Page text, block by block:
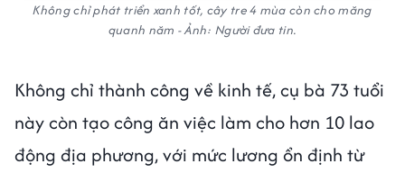
Không chỉ phát triển xanh tốt, cây tre 4 mùa còn cho măng
quanh năm - Ảnh: Người đưa tin.
Không chỉ thành công về kinh tế, cụ bà 73 tuổi
này còn tạo công ăn việc làm cho hơn 10 lao
động địa phương, với mức lương ổn định từ